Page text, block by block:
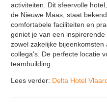
activiteiten. Dit sfeervolle
de Nieuwe Maas, staat
comfortabele faciliteiten en
geniet je van een
zowel zakelijke
collega's. De perfecte locatie
teambuilding.
Lees verder: Delta Hotel